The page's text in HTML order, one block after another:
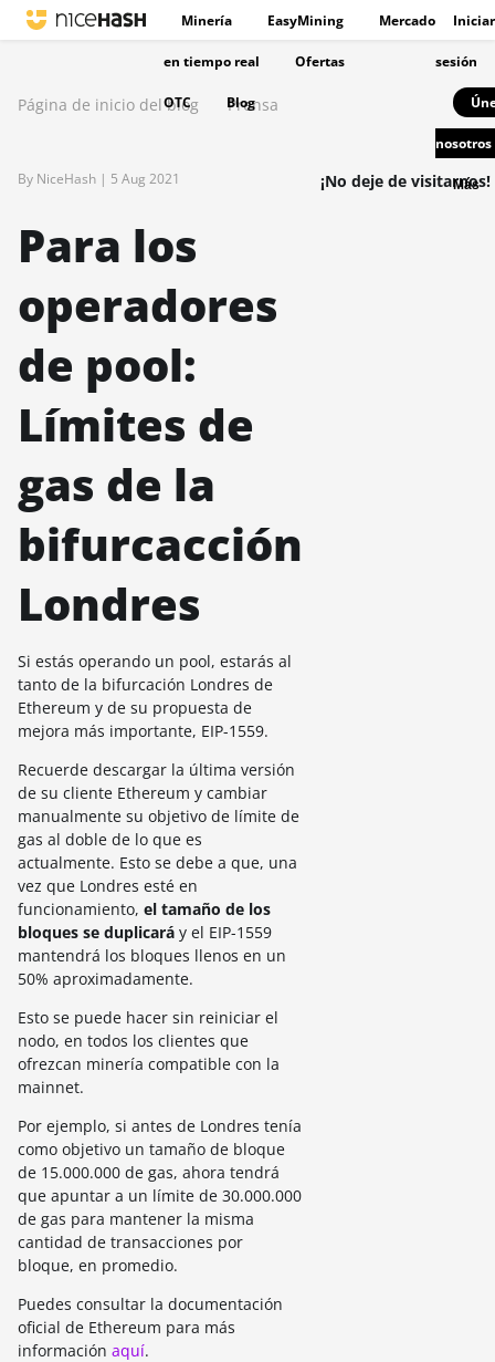
Minería EasyMining Mercado
en tiempo real Ofertas
OTC Blog
Iniciar
sesión
nosotros
Más
Página de inicio del blog Prensa
By NiceHash | 5 Aug 2021
Para los
operadores
de pool:
Límites de
gas de la
bifurcacción
Londres
Si estás operando un pool, estarás al
tanto de la bifurcación Londres de
Ethereum y de su propuesta de
mejora más importante, EIP-1559.
Recuerde descargar la última versión
de su cliente Ethereum y cambiar
manualmente su objetivo de límite de
gas al doble de lo que es
actualmente. Esto se debe a que, una
vez que Londres esté en
funcionamiento, el tamaño de los
bloques se duplicará y el EIP-1559
mantendrá los bloques llenos en un
50% aproximadamente.
Esto se puede hacer sin reiniciar el
nodo, en todos los clientes que
ofrezcan minería compatible con la
mainnet.
Por ejemplo, si antes de Londres tenía
como objetivo un tamaño de bloque
de 15.000.000 de gas, ahora tendrá
que apuntar a un límite de 30.000.000
de gas para mantener la misma
cantidad de transacciones por
bloque, en promedio.
Puedes consultar la documentación
oficial de Ethereum para más
información aquí.
¡No deje de visitarnos!